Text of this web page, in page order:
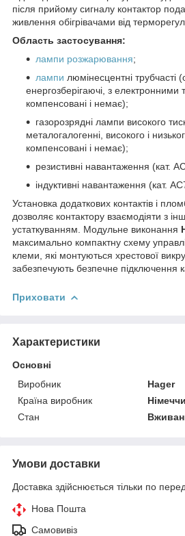
після прийому сигналу контактор
живлення обігрівачами від
Область застосування:
лампи розжарювання;
лампи люмінесцентні трубчасті
енергозберігаючі, з
компенсовані і немає);
газорозрядні лампи високого
металогалогенні, високого і
компенсовані і немає);
резистивні навантаження (кат.
індуктивні навантаження (кат.
Установка додаткових контактів і
дозволяє контактору взаємодіяти з
устаткуванням. Модульне виконання
максимально компактну схему
клеми, які монтуються хрестової
забезпечують безпечне підключення
Приховати
Характеристики
Основні
Виробник
Hager
Країна виробник
Стан
Умови доставки
Доставка здійснюється тільки по
Нова Пошта
Самовивіз